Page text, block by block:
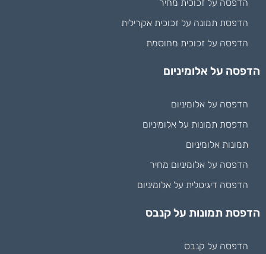
הדפסה על זכוכית מחיר
הדפסת תמונה על זכוכית אקרילית
הדפסה על זכוכית מחוסמת
הדפסה על אלומיניום
הדפסה על אלומיניום
הדפסת תמונות על אלומיניום
תמונות אלומיניום
הדפסה על אלומיניום מחיר
הדפסה דיגיטלית על אלומיניום
הדפסת תמונות על קנבס
הדפסה על קנבס